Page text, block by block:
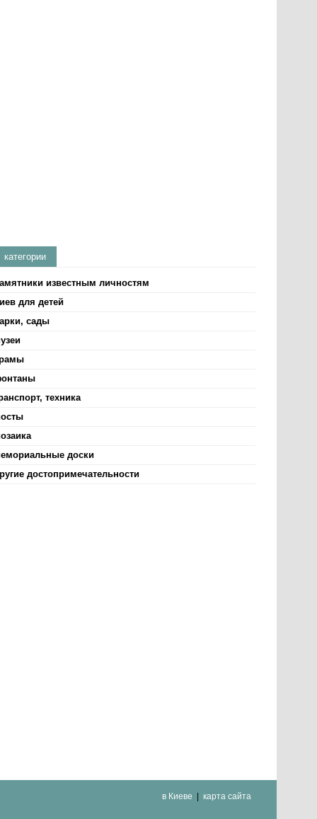
категории
известным личностям
для детей
сады
техника
доски
достопримечательности
в Киеве карта сайта